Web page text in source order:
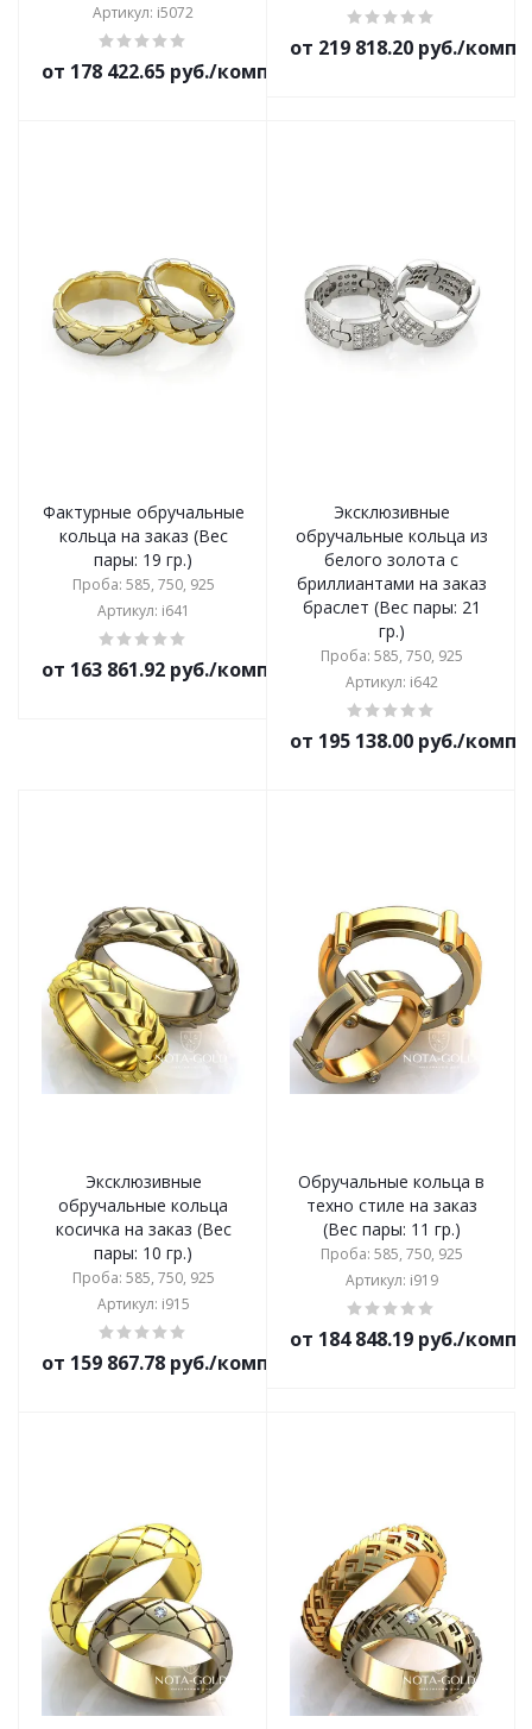
Артикул: i5072
от 178 422.65 руб./комплект
от 219 818.20 руб./
Фактурные обручальные
кольца на заказ (Вес
пары: 19 гр.)
Проба: 585, 750, 925
Артикул: i641
от 163 861.92 руб./комплект
Эксклюзивные
обручальные кольца из
белого золота с
бриллиантами на заказ
браслет (Вес пары: 21
гр.)
Проба: 585, 750, 925
Артикул: i642
от 195 138.00 руб./
Эксклюзивные
обручальные кольца
косичка на заказ (Вес
пары: 10 гр.)
Проба: 585, 750, 925
Артикул: i915
от 159 867.78 руб./комплект
Обручальные кольца в
техно стиле на заказ
(Вес пары: 11 гр.)
Проба: 585, 750, 925
Артикул: i919
от 184 848.19 руб./